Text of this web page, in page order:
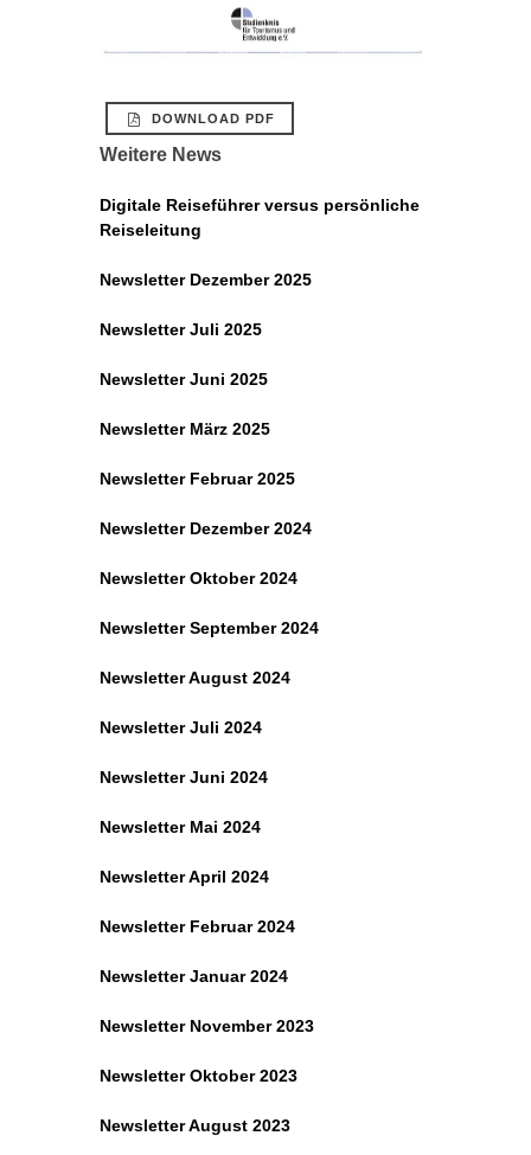
DOWNLOAD PDF
Weitere News
Digitale Reiseführer versus persönliche
Reiseleitung
Newsletter Dezember 2025
Newsletter Juli 2025
Newsletter Juni 2025
Newsletter März 2025
Newsletter Februar 2025
Newsletter Dezember 2024
Newsletter Oktober 2024
Newsletter September 2024
Newsletter August 2024
Newsletter Juli 2024
Newsletter Juni 2024
Newsletter Mai 2024
Newsletter April 2024
Newsletter Februar 2024
Newsletter Januar 2024
Newsletter November 2023
Newsletter Oktober 2023
Newsletter August 2023